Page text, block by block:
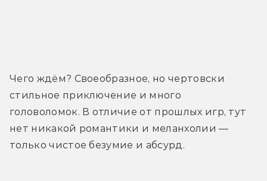
Чего ждём? Своеобразное, но чертовски
стильное приключение и много
головоломок. В отличие от прошлых игр, тут
нет никакой романтики и меланхолии —
только чистое безумие и абсурд.